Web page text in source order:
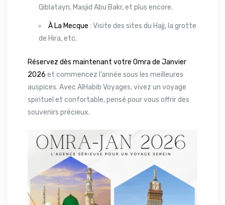
Qiblatayn, Masjid Abu Bakr, et plus encore.
À La Mecque : Visite des sites du Hajj, la grotte
de Hira, etc.
Réservez dès maintenant votre Omra de Janvier
2026 et commencez l’année sous les meilleures
auspices. Avec AlHabib Voyages, vivez un voyage
spirituel et confortable, pensé pour vous offrir des
souvenirs précieux.